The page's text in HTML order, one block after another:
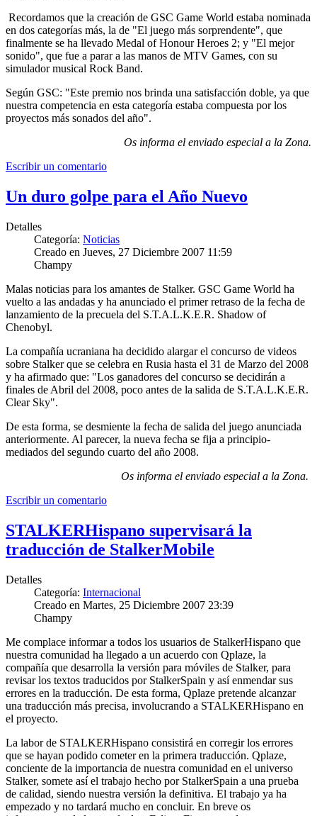
Recordamos que la creación de GSC Game World estaba nominada
en dos categorías más, la de "El juego más sorprendente", que
finalmente se ha llevado Medal of Honour Heroes 2; y "El mejor
sonido", que fue a parar a las manos de MTV Games, con su
simulador musical Rock Band.
Según GSC: "Este premio nos brinda una satisfacción doble, ya que
nuestra competencia en esta categoría estaba compuesta por los
proyectos más sonados del año".
Os informa el enviado especial a la Zona.
Escribir un comentario
Un duro golpe para el Año Nuevo
Detalles
Categoría: Noticias
Creado en Jueves, 27 Diciembre 2007 11:59
Champy
Malas noticias para los amantes de Stalker. GSC Game World ha
vuelto a las andadas y ha anunciado el primer retraso de la fecha de
lanzamiento de la precuela del S.T.A.L.K.E.R. Shadow of
Chenobyl.
La compañía ucraniana ha decidido alargar el concurso de videos
sobre Stalker que se celebra en Rusia hasta el 31 de Marzo del 2008
y ha afirmado que: "Los ganadores del concurso se decidirán a
finales de Abril del 2008, poco antes de la salida de S.T.A.L.K.E.R.
Clear Sky".
De esta forma, se desmiente la fecha de salida del juego anunciada
anteriormente. Al parecer, la nueva fecha se fija a principio-
mediados del segundo cuarto del año 2008.
Os informa el enviado especial a la Zona.
Escribir un comentario
STALKERHispano supervisará la
traducción de StalkerMobile
Detalles
Categoría: Internacional
Creado en Martes, 25 Diciembre 2007 23:39
Champy
Me complace informar a todos los usuarios de StalkerHispano que
nuestra comunidad ha llegado a un acuerdo con Qplaze, la
compañía que desarrolla la versión para móviles de Stalker, para
revisar los textos traducidos por StalkerSpain y así enmendar sus
errores en la traducción. De esta forma, Qplaze pretende alcanzar
una traducción más precisa, involucrando a STALKERHispano en
el proyecto.
La labor de STALKERHispano consistirá en corregir los errores
que se hayan podido cometer en la primera traducción. Qplaze,
conciente de la importancia de nuestra comunidad en el universo
Stalker, somete así el trabajo hecho por StalkerSpain a una prueba
de calidad, siendo nuestra versión la definitiva. El trabajo ya ha
empezado y no tardará mucho en concluir. En breve os